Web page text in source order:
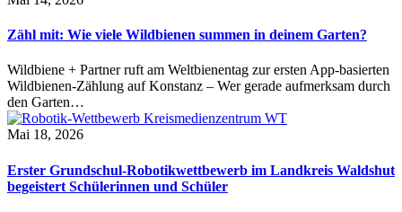
Zähl mit: Wie viele Wildbienen summen in deinem Garten?
Wildbiene + Partner ruft am Weltbienentag zur ersten App-basierten
Wildbienen-Zählung auf Konstanz – Wer gerade aufmerksam durch
den Garten…
Mai 18, 2026
Erster Grundschul-Robotikwettbewerb im Landkreis Waldshut
begeistert Schülerinnen und Schüler